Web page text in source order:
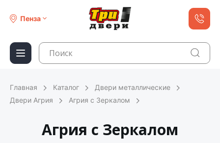
Пенза
Главная Каталог
Двери металлические
Двери Агрия
Агрия с Зеркалом
Агрия с Зеркалом